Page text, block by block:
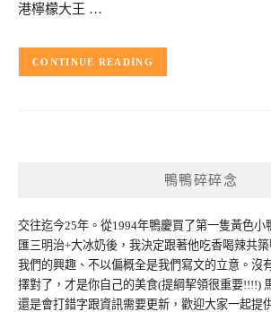
港檸檬大王 …
CONTINUE READING
鴨鴨碎碎念
交往迄今25年。從1994年鴨慶買了第一隻黃色小
匯三明治+大冰奶後，我決定跟著他吃香喝辣共
我們的興趣、不以偏概全是我們寫文的立意。沒
擇對了，才是你自己的美食(提綱挈領很重要!!!!)
還是會打錯字跟資訊需要更新，歡迎大家一起提